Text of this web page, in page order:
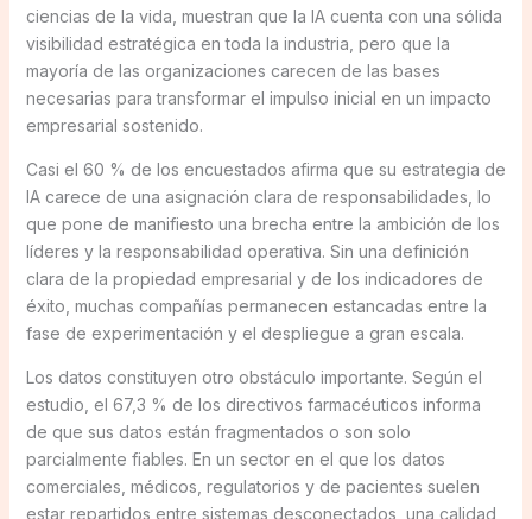
ciencias de la vida, muestran que la IA cuenta con una sólida
visibilidad estratégica en toda la industria, pero que la
mayoría de las organizaciones carecen de las bases
necesarias para transformar el impulso inicial en un impacto
empresarial sostenido.
Casi el 60 % de los encuestados afirma que su estrategia de
IA carece de una asignación clara de responsabilidades, lo
que pone de manifiesto una brecha entre la ambición de los
líderes y la responsabilidad operativa. Sin una definición
clara de la propiedad empresarial y de los indicadores de
éxito, muchas compañías permanecen estancadas entre la
fase de experimentación y el despliegue a gran escala.
Los datos constituyen otro obstáculo importante. Según el
estudio, el 67,3 % de los directivos farmacéuticos informa
de que sus datos están fragmentados o son solo
parcialmente fiables. En un sector en el que los datos
comerciales, médicos, regulatorios y de pacientes suelen
estar repartidos entre sistemas desconectados, una calidad